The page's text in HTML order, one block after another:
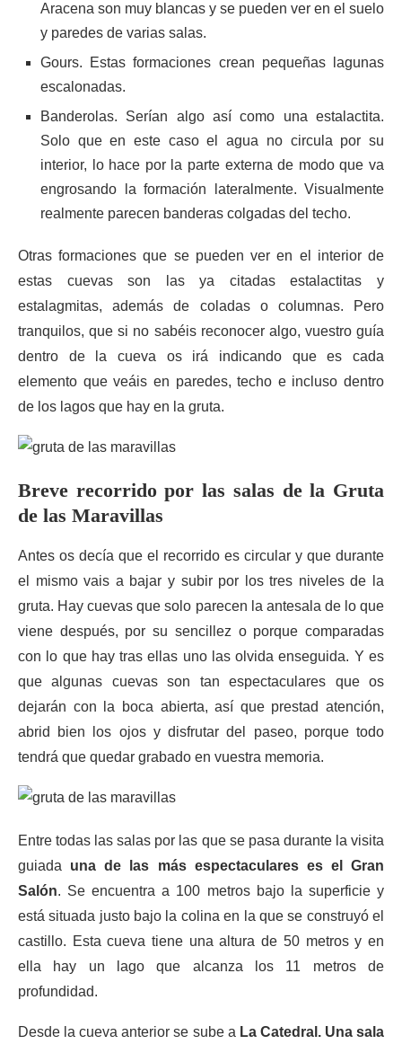
Aracena son muy blancas y se pueden ver en el suelo
y paredes de varias salas.
Gours. Estas formaciones crean pequeñas lagunas
escalonadas.
Banderolas. Serían algo así como una estalactita.
Solo que en este caso el agua no circula por su
interior, lo hace por la parte externa de modo que va
engrosando la formación lateralmente. Visualmente
realmente parecen banderas colgadas del techo.
Otras formaciones que se pueden ver en el interior de
estas cuevas son las ya citadas estalactitas y
estalagmitas, además de coladas o columnas. Pero
tranquilos, que si no sabéis reconocer algo, vuestro guía
dentro de la cueva os irá indicando que es cada
elemento que veáis en paredes, techo e incluso dentro
de los lagos que hay en la gruta.
Breve recorrido por las salas de la Gruta
de las Maravillas
Antes os decía que el recorrido es circular y que durante
el mismo vais a bajar y subir por los tres niveles de la
gruta. Hay cuevas que solo parecen la antesala de lo que
viene después, por su sencillez o porque comparadas
con lo que hay tras ellas uno las olvida enseguida. Y es
que algunas cuevas son tan espectaculares que os
dejarán con la boca abierta, así que prestad atención,
abrid bien los ojos y disfrutar del paseo, porque todo
tendrá que quedar grabado en vuestra memoria.
Entre todas las salas por las que se pasa durante la visita
guiada una de las más espectaculares es el Gran
Salón. Se encuentra a 100 metros bajo la superficie y
está situada justo bajo la colina en la que se construyó el
castillo. Esta cueva tiene una altura de 50 metros y en
ella hay un lago que alcanza los 11 metros de
profundidad.
Desde la cueva anterior se sube a La Catedral. Una sala